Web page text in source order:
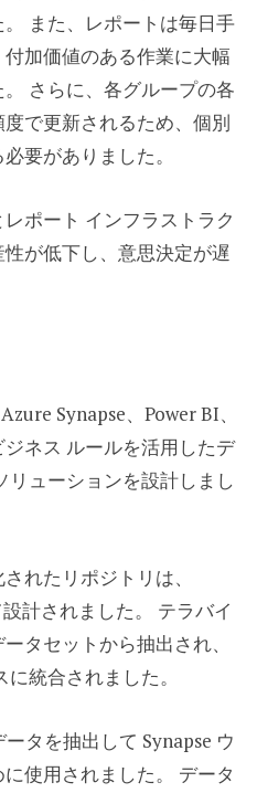
また、レポートは毎日手
加価値のある作業に大幅
さらに、各グループの各
で更新されるため、個別
要がありました。
ポート インフラストラク
が低下し、意思決定が遅
Synapse、Power BI、
ネス ルールを活用したデ
リューションを設計しまし
れたリポジトリは、
計されました。 テラバイ
タセットから抽出され、
統合されました。
タを抽出して Synapse ウ
使用されました。 データ